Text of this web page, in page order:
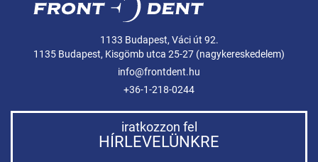
1133 Budapest, Váci út 92.
1135 Budapest, Kisgömb utca 25-27 (nagykereskedelem)
info@frontdent.hu
+36-1-218-0244
iratkozzon fel
HÍRLEVELÜNKRE